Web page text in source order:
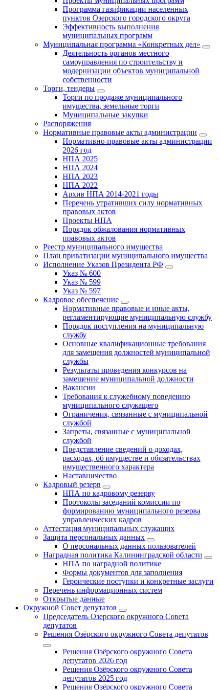
Программа газификации населенных
пунктов Озерского городского округа
Эффективность выполнения
муниципальных программ
Муниципальная программа «Конкретных дел»
Деятельность органов местного
самоуправления по строительству и
модернизации объектов муниципальной
собственности
Торги, тендеры
Торги по продаже муниципального
имущества, земельные торги
Муниципальные закупки
Распоряжения
Нормативные правовые акты администрации
Нормативно-правовые акты администрации
2026 год
НПА 2025
НПА 2024
НПА 2023
НПА 2022
Архив НПА 2014-2021 годы
Перечень утративших силу нормативных
правовых актов
Проекты НПА
Порядок обжалования нормативных
правовых актов
Реестр муниципального имущества
План приватизации муниципального имущества
Исполнение Указов Президента РФ
Указ № 600
Указ № 599
Указ № 597
Кадровое обеспечение
Нормативные правовые и иные акты,
регламентирующие муниципальную службу
Порядок поступления на муниципальную
службу
Основные квалификационные требования
для замещения должностей муниципальной
службы
Результаты проведения конкурсов на
замещение муниципальной должности
Вакансии
Требования к служебному поведению
муниципального служащего
Ограничения, связанные с муниципальной
службой
Запреты, связанные с муниципальной
службой
Представление сведений о доходах,
расходах, об имуществе и обязательствах
имущественного характера
Наставничество
Кадровый резерв
НПА по кадровому резерву
Протоколы заседаний комиссии по
формированию муниципального резерва
управленческих кадров
Аттестация муниципальных служащих
Защита персональных данных
О персональных данных пользователей
Наградная политика Калининградской области
НПА по наградной политике
Формы документов для заполнения
Героические поступки и конкретные заслуги
Перечень информационных систем
Открытые данные
Окружной Совет депутатов
Председатель Озерского окружного Совета
депутатов
Решения Озёрского окружного Совета депутатов
Решения Озёрского окружного Совета
депутатов 2026 год
Решения Озёрского окружного Совета
депутатов 2025 год
Решения Озёрского окружного Совета